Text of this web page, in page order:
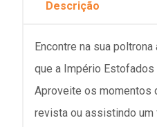
Descrição
Encontre na sua
que a Império Estofados
Aproveite os momentos
revista ou assistindo um